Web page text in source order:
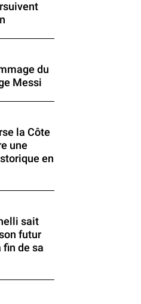
du
Messi
la Côte
une
en
sait
futur
fin de sa